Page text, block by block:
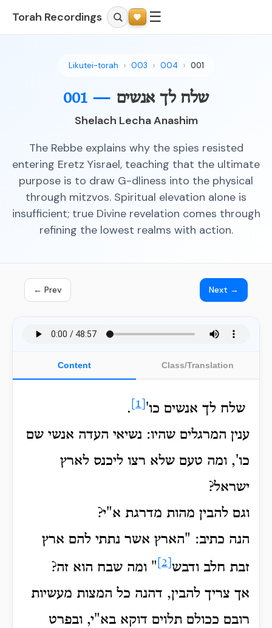
Torah Recordings ☰
Likutei-torah 003 004 001
001 — שלח לך אנשים
Shelach Lecha Anashim
The Rebbe explains why the spies resisted
entering Eretz Yisrael, teaching that the ultimate
purpose is to draw G-dliness into the physical
through mitzvos. Spiritual elevation alone is
insufficient; true Divine revelation comes through
refining the lowest realms with action.
← Prev Next →
Content Class/Translation
שלח לך אנשים כו'
.
ענין המרגלים שהיו: נשיאי העדה אנשי שם
כו', ומה טעם שלא רצו ליכנס לארץ
ישראל?
וגם להבין מהות מדרגת א"י?
הנה כתיב: "הארץ אשר נתתי להם ארץ
זבת חלב ודבש
" ומה שבח הוא זה?
אך צריך להבין, דהנה כל המצות מעשיות
רובם ככולם תלוים דוקא בא"י, ובפרט